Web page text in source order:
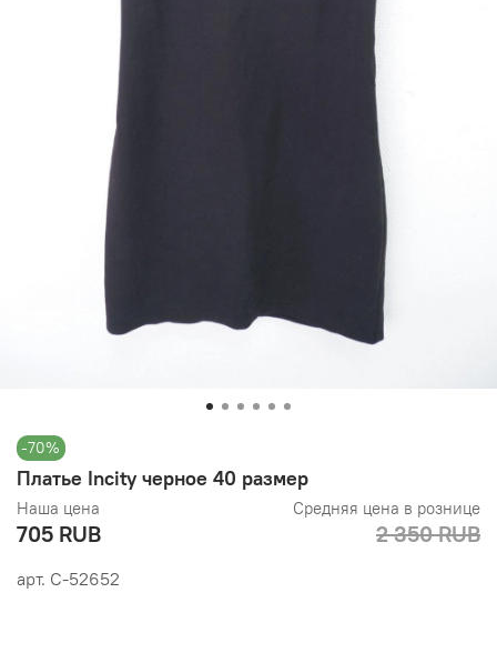
-70%
арт. С-52652
Платье Incity черное 40 размер
Наша цена
705 RUB
Средняя цена в рознице
2 350 RUB